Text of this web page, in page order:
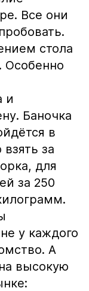
Все они
стола
Особенно
и
Баночка
в
за
для
за 250
у каждого
А
высокую